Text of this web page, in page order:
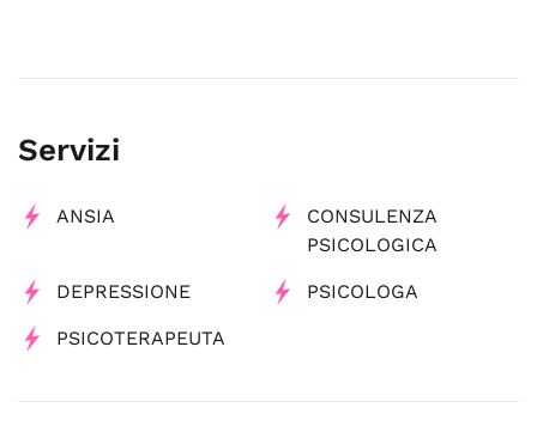
Servizi
ANSIA
CONSULENZA
PSICOLOGICA
DEPRESSIONE PSICOLOGA
PSICOTERAPEUTA